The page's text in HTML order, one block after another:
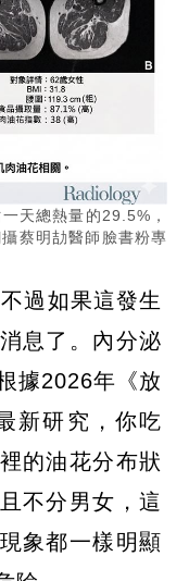
天總熱量的29.5%，
蔡明劼醫師臉書粉專
過如果這發生
息了。內分泌
據2026年《放
新研究，你吃
的油花分布狀
不分男女，這
象都一樣明顯